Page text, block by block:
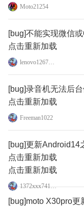
Moto21254
[bug]不能实现微信
点击重新加载
lenovo126773641
[bug]录音机无法后台
点击重新加载
Freeman1022
[bug]更新Android14
点击重新加载
点击重新加载
1372xxx741_477949
[bug]moto X30pro更